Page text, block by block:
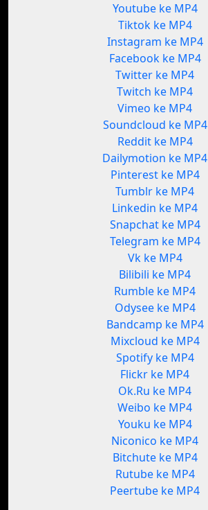
Youtube ke MP4
Tiktok ke MP4
Instagram ke MP4
Facebook ke MP4
Twitter ke MP4
Twitch ke MP4
Vimeo ke MP4
Soundcloud ke MP4
Reddit ke MP4
Dailymotion ke MP4
Pinterest ke MP4
Tumblr ke MP4
Linkedin ke MP4
Snapchat ke MP4
Telegram ke MP4
Vk ke MP4
Bilibili ke MP4
Rumble ke MP4
Odysee ke MP4
Bandcamp ke MP4
Mixcloud ke MP4
Spotify ke MP4
Flickr ke MP4
Ok.Ru ke MP4
Weibo ke MP4
Youku ke MP4
Niconico ke MP4
Bitchute ke MP4
Rutube ke MP4
Peertube ke MP4